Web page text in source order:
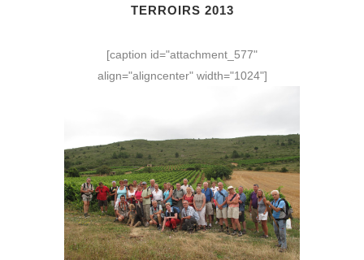
TERROIRS 2013
[caption id="attachment_577"
align="aligncenter" width="1024"]